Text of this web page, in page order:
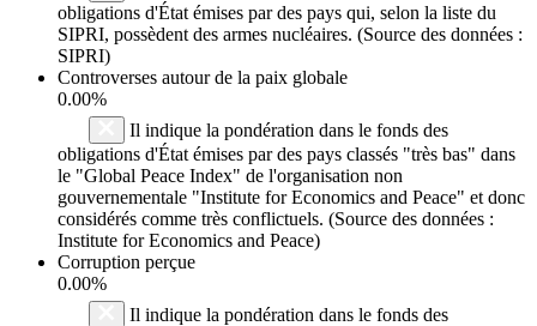
obligations d'État émises par des pays qui, selon la liste du
SIPRI, possèdent des armes nucléaires. (Source des données :
SIPRI)
Controverses autour de la paix globale
0.00%
Il indique la pondération dans le fonds des
obligations d'État émises par des pays classés "très bas" dans
le "Global Peace Index" de l'organisation non
gouvernementale "Institute for Economics and Peace" et donc
considérés comme très conflictuels. (Source des données :
Institute for Economics and Peace)
Corruption perçue
0.00%
Il indique la pondération dans le fonds des